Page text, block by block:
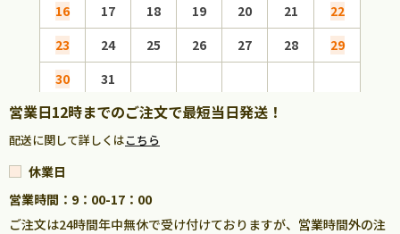
16
17 18 19 20 21
22
23
24 25 26 27 28
29
30
31
営業日12時までのご注文で最短当日発送！
配送に関して詳しくはこちら
休業日
営業時間：9：00-17：00
ご注文は24時間年中無休で受け付けておりますが、営業時間外の注